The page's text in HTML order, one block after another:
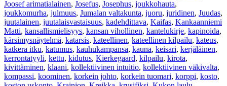
Joosef arimatialainen, Josefus, Josephus, joukkohauta,
joukkomurha, julmuus, Jumalan valtakunta, juoru, juridinen, Juudas,
juutalainen, juutalaisvastaisuus, kadehdittava, Kaifas, Kankaanniemi
Matti, kansallismielisyys, kansan vihollinen, kantelukirje, kapinoida,
kärsimysnäytelmä, katarsis, kateellinen, kateellinen kilpailu, kateus,
katkera itku, katumus, kauhukampansa, kauna, keisari, kerjäläinen,
kerrontatyyli, kettu, kidutus, Kierkegaard, kilpailu, kirota,
kivittäminen, klaani, kollektiivinen intuitio, kollektiivinen väkivalta,
kompassi, koominen, korkein johto, korkein tuomari, korppi, kosto,